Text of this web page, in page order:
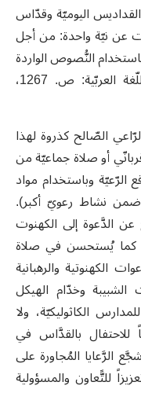
اليوميّة وقدّاس
عن نيّة واحدة: من أجل
النُّصوص الواردة
في كتاب القداس (كتاب القدّاس باللّغة العربّية: ص. 1267،
الصّالح كذروة لهذا
أو صلاة جماعيّة من
وباستخدام مواد
نشاط رعويّ أكبر).
الدَّعوة إلى الكهنوت
كما يُستحسن في صلاة
الكهنوتية والرهبانية
وخدّام الهيكل
الكاثوليكيّة، ولا
للاحتفال بالقدَّاس في
الرَّعايا المُجاورة على
للتًّعاون والمسؤولية